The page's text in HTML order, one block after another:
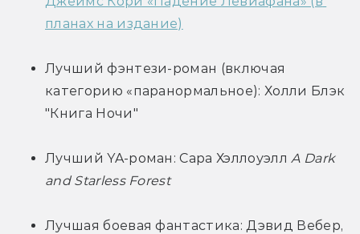
планах на издание)
Лучший фэнтези-роман (включая
категорию «паранормальное): Холли Блэк
"Книга Ночи"
Лучший YA-роман: Сара Хэллоуэлл A Dark
and Starless Forest
Лучшая боевая фантастика: Дэвид Вебер,